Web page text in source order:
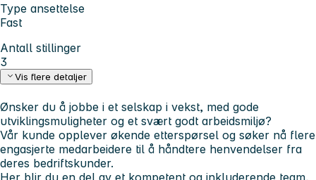
Type ansettelse
Fast
Antall stillinger
3
Vis flere detaljer
Ønsker du å jobbe i et selskap i vekst, med gode
utviklingsmuligheter og et svært godt arbeidsmiljø?
Vår kunde opplever økende etterspørsel og søker nå flere
engasjerte medarbeidere til å håndtere henvendelser fra
deres bedriftskunder.
Her blir du en del av et kompetent og inkluderende team,